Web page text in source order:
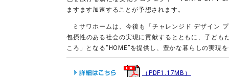
ますます加速することが予想されます。
ミサワホームは、今後も「チャレンジド デザイン
包摂性のある社会の実現に貢献するとともに、子ども
ころ」となる“HOME”を提供し、豊かな暮らしの実現
（PDF1.17MB）